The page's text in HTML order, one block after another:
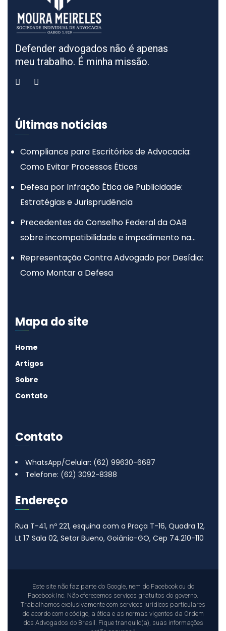
Defender advogados não é apenas
meu trabalho. É minha missão.
Últimas notícias
Compliance para Escritórios de Advocacia:
Como Evitar Processos Éticos
Defesa por Infração Ética de Publicidade:
Estratégias e Jurisprudência
Precedentes do Conselho Federal da OAB
sobre incompatibilidade e impedimento na
advocacia
Representação Contra Advogado por Desídia:
Como Montar a Defesa
Mapa do site
Home
Artigos
Sobre
Contato
Contato
WhatsApp/Celular: (62) 99630-6687
Telefone: (62) 3092-8388
Endereço
Rua T-41, nº 221, esquina com a Praça T-16, Quadra 12,
Lt 17 Sala 02, Setor Bueno, Goiânia-GO, Cep 74.210-110
Este site não faz parte do Google, nem do Facebook ou do
Facebook Inc. Não oferecemos serviços gratuitos do governo.
Trabalhamos exclusivamente com serviços jurídicos particulares
de acordo com o código, a ética e as normas vigentes da Ordem
dos Advogados do Brasil. Fique tranquilo(a), suas informações